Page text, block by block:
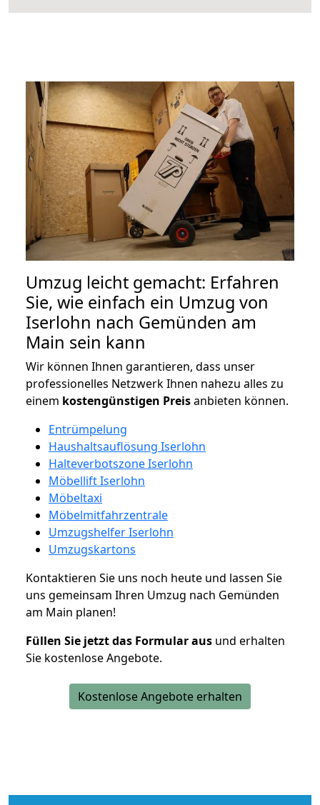
Umzug leicht gemacht: Erfahren
Sie, wie einfach ein Umzug von
Iserlohn nach Gemünden am
Main sein kann
Wir können Ihnen garantieren, dass unser
professionelles Netzwerk Ihnen nahezu alles zu
einem kostengünstigen Preisanbieten können.
Entrümpelung
Haushaltsauflösung Iserlohn
Halteverbotszone Iserlohn
Möbellift Iserlohn
Möbeltaxi
Möbelmitfahrzentrale
Umzugshelfer Iserlohn
Umzugskartons
Kontaktieren Sie uns noch heute und lassen Sie
uns gemeinsam Ihren Umzug nach Gemünden
am Main planen!
Füllen Sie jetzt das Formular aus und erhalten
Sie kostenlose Angebote.
Kostenlose Angebote erhalten